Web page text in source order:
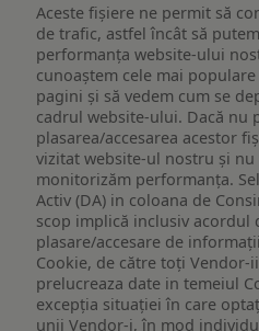
Aceste fișiere ne permit să
de trafic, astfel încât să
performanța website-ului
cunoaștem cele mai
pagini și să vedem cum se
cadrul website-ului. Dacă nu
plasarea/accesarea acestor
vizitat website-ul nostru și nu
monitorizăm performanța.
Activ (DA) in coloana de
scop implică inclusiv acordul
plasare/accesare de
Cookie, de către toți
prelucreaza date in temeiul
excepția situației în care
unii Vendor-i, în mod